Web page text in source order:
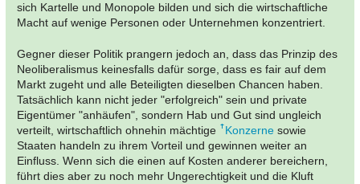
sich Kartelle und Monopole bilden und sich die wirtschaftliche
Macht auf wenige Personen oder Unternehmen konzentriert.
Gegner dieser Politik prangern jedoch an, dass das Prinzip des
Neoliberalismus keinesfalls dafür sorge, dass es fair auf dem
Markt zugeht und alle Beteiligten dieselben Chancen haben.
Tatsächlich kann nicht jeder "erfolgreich" sein und private
Eigentümer "anhäufen", sondern Hab und Gut sind ungleich
verteilt, wirtschaftlich ohnehin mächtige
Konzerne sowie
Staaten handeln zu ihrem Vorteil und gewinnen weiter an
Einfluss. Wenn sich die einen auf Kosten anderer bereichern,
führt dies aber zu noch mehr Ungerechtigkeit und die Kluft